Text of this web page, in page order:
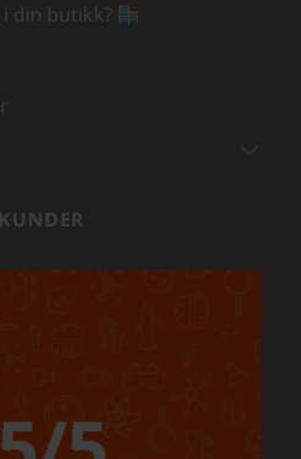
din butikk?